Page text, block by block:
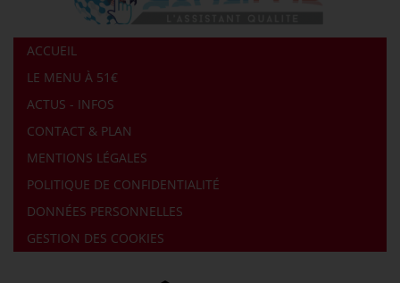
ACCUEIL
LE MENU À 51€
ACTUS - INFOS
CONTACT & PLAN
MENTIONS LÉGALES
POLITIQUE DE CONFIDENTIALITÉ
DONNÉES PERSONNELLES
GESTION DES COOKIES